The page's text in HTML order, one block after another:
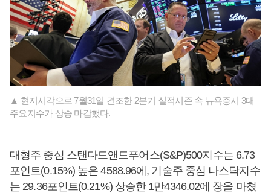
▲ 현지시각으로 7월31일 견조한 2분기 실적시즌 속 뉴욕증시 3대
주요지수가 상승 마감했다.
대형주 중심 스탠다드앤드푸어스(S&P)500지수는 6.73
포인트(0.15%) 높은 4588.96에, 기술주 중심 나스닥지수
는 29.36포인트(0.21%) 상승한 1만4346.02에 장을 마쳤